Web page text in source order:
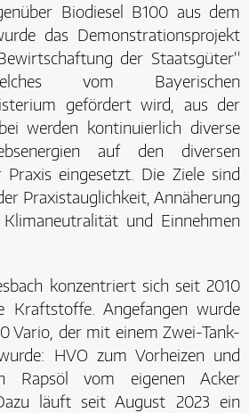
Biodiesel B100 aus dem
das Demonstrationsprojekt
der Staatsgüter“
vom Bayerischen
gefördert wird, aus der
werden kontinuierlich diverse
auf den diversen
eingesetzt. Die Ziele sind
Praxistauglichkeit, Annäherung
und Einnehmen
konzentriert sich seit 2010
Kraftstoffe. Angefangen wurde
Vario, der mit einem Zwei-Tank-
HVO zum Vorheizen und
Rapsöl vom eigenen Acker
läuft seit August 2023 ein